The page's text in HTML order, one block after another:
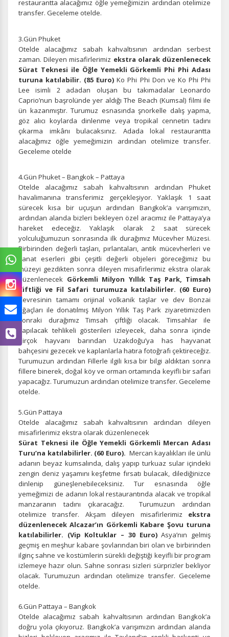
ÇEREZ KULLANIM AYARLARINIZ
Çerez tercihlerinizi belirleyin.
Daha fazla bilgi için KVKK bilgilendirmemizi,çerez kullanımve
gizlilik koşullarınıinceleyebilirsiniz.
Zorunlu Çerezler HER ZAMAN AKTIF
Oturum yönetimi, güvenlik ve temel site işlevleri için
gereklidir. Bu çerezler olmadan site düzgün çalışmaz ve
restaurantta alacağımız öğle yemeğimizin ardından otelimize
transfer. Geceleme otelde.
3.Gün Phuket
Otelde alacağımız sabah kahvaltısının ardından serbest
zaman. Dileyen misafirlerimiz ekstra olarak düzenlenecek
Sürat Teknesi ile Öğle Yemekli Görkemli Phi Phi Adası
turuna katılabilir. (85 Euro)Ko Phi Phi Don ve Ko Phi Phi
Lee isimli 2 adadan oluşan bu takımadalar Leonardo
Caprio’nun başrolünde yer aldığı The Beach (Kumsal) filmi ile
ün kazanmıştır. Turumuz esnasında şnorkelle dalış yapma,
göz alıcı koylarda dinlenme veya tropikal cennetin tadını
çıkarma imkânı bulacaksınız. Adada lokal restaurantta
alacağımız öğle yemeğimizin ardından otelimize transfer.
Geceleme otelde
4.Gün Phuket – Bangkok – Pattaya
Otelde alacağımız sabah kahvaltısının ardından Phuket
havalimanına transferimiz gerçekleşiyor. Yaklaşık 1 saat
sürecek kısa bir uçuşun ardından Bangkok’a varışımızın,
ardından alanda bizleri bekleyen özel aracımız ile Pattaya’ya
hareket edeceğiz. Yaklaşık olarak 2 saat sürecek
yolculuğumuzun sonrasında ilk durağımız Mücevher Müzesi.
Birbirinden değerli taşları, pırlantaları, antik mücevherleri ve
sanat eserleri gibi çeşitli değerli objeleri göreceğimiz bu
müzeyi gezdikten sonra dileyen misafirlerimiz ekstra olarak
düzenlenecek Görkemli Milyon Yıllık Taş Park, Timsah
Çiftliği ve Fil Safari turumuza katılabilirler. (60 Euro)
Çevresinin tamamı orijinal volkanik taşlar ve dev Bonzai
ağaçları ile donatılmış Milyon Yıllık Taş Park ziyaretimizden
sonraki durağımız Timsah çiftliği olacak. Timsahlar ile
yapılacak tehlikeli gösterileri izleyecek, daha sonra içinde
birçok hayvanı barından Uzakdoğu’ya has hayvanat
bahçesini gezecek ve kaplanlarla hatıra fotoğrafı çektireceğiz.
Turumuzun ardından Fillerle ilgili kısa bir bilgi aldıktan sonra
fillere binerek, doğal köy ve orman ortamında keyifli bir safari
yapacağız. Turumuzun ardından otelimize transfer. Geceleme
otelde.
5.Gün Pattaya
Otelde alacağımız sabah kahvaltısının ardından dileyen
misafirlerimiz ekstra olarak düzenlenecek
Sürat Teknesi ile Öğle Yemekli Görkemli Mercan Adası
Turu’na katılabilirler. (60 Euro). Mercan kayalıkları ile ünlü
adanın beyaz kumsalında, dalış yapıp turkuaz sular içindeki
zengin deniz yaşamını keşfetme fırsatı bulacak, dilediğinizce
dinlenip güneşlenebileceksiniz. Tur esnasında öğle
yemeğimizi de adanın lokal restaurantında alacak ve tropikal
manzaranın tadını çıkaracağız. Turumuzun ardından
otelimize transfer. Akşam dileyen misafirlerimiz ekstra
düzenlenecek Alcazar’ın Görkemli Kabare Şovu turuna
katılabilirler. (Vip Koltuklar – 30 Euro)Asya’nın gelmiş
geçmiş en meşhur kabare şovlarından biri olan ve birbirinden
ilginç sahne ve kostümlerin sürekli değiştiği keyifli bir program
izlemeye hazır olun. Sahne sonrası sizleri sürprizler bekliyor
olacak. Turumuzun ardından otelimize transfer. Geceleme
otelde.
6.Gün Pattaya – Bangkok
Otelde alacağımız sabah kahvaltısının ardından Bangkok’a
doğru yola çıkıyoruz. Bangkok’a varışımızın ardından alanda